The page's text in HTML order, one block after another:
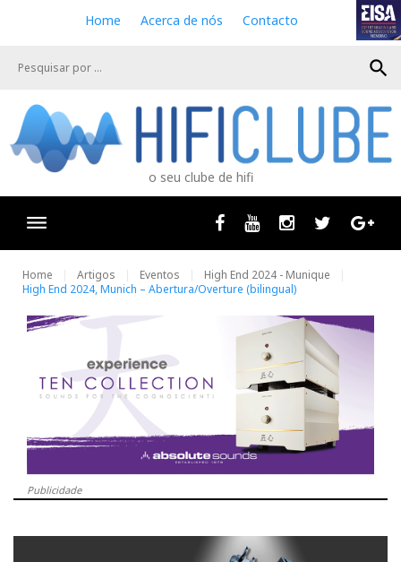
e
Home Acerca de nós Contacto
search
o seu clube de hifi
Facebook
Youtube InstagramTwitter
Home Artigos Eventos
High End 2024 - Munique
High End 2024, Munich – Abertura/Overture (bilingual)
Publicidade